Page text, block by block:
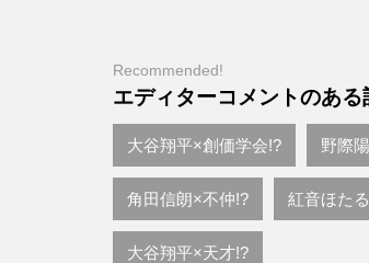
Recommended!
エディターコメントのある
大谷翔平×創価学会!? 野際
角田信朗×不仲!? 紅音ほた
大谷翔平×天才!?